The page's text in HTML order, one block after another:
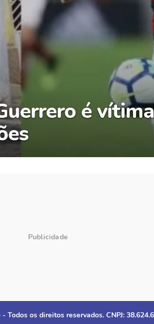
é
Todos os direitos reservados. CNPJ: